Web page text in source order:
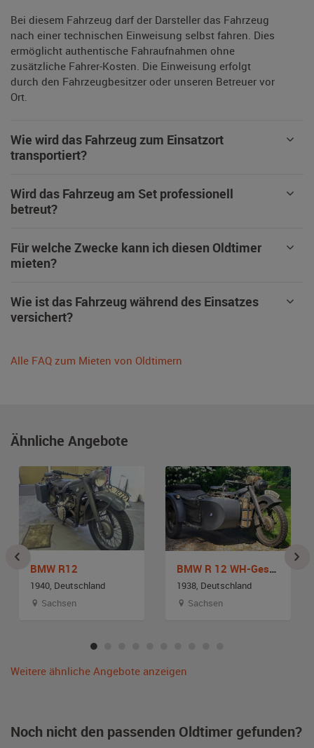
Bei diesem Fahrzeug darf der Darsteller das Fahrzeug
nach einer technischen Einweisung selbst fahren. Dies
ermöglicht authentische Fahraufnahmen ohne
zusätzliche Fahrer-Kosten. Die Einweisung erfolgt
durch den Fahrzeugbesitzer oder unseren Betreuer vor
Ort.
Wie wird das Fahrzeug zum Einsatzort
transportiert?
Wird das Fahrzeug am Set professionell
betreut?
Für welche Zwecke kann ich diesen Oldtimer
mieten?
Wie ist das Fahrzeug während des Einsatzes
versichert?
Alle FAQ zum Mieten von Oldtimern
Ähnliche Angebote
BMW R12
1940, Deutschland
Sachsen
BMW R 12 WH-Gespann
1938, Deutschland
Sachsen
Weitere ähnliche Angebote anzeigen
Noch nicht den passenden Oldtimer gefunden?